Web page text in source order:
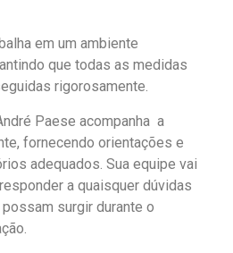
em um ambiente
que todas as medidas
rigorosamente.
Paese acompanha a
fornecendo orientações e
adequados. Sua equipe vai
a quaisquer dúvidas
surgir durante o